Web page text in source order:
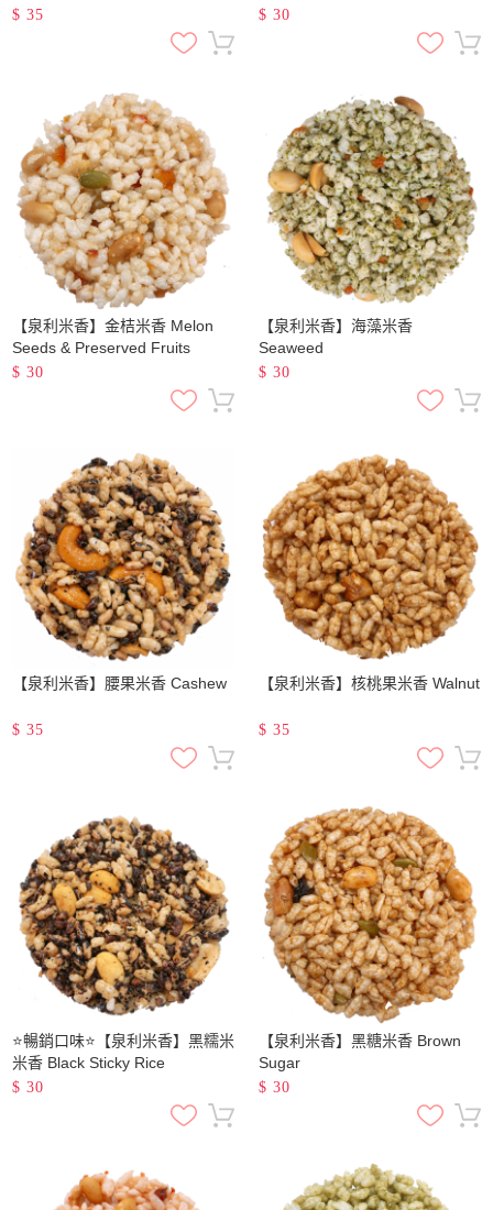
Seeds
$ 35 $ 30
【泉利米香】金桔米香 Melon
Seeds & Preserved Fruits
$ 30
【泉利米香】海藻米香
Seaweed
$ 30
【泉利米香】腰果米香 Cashew
$ 35
【泉利米香】核桃果米香 Walnut
$ 35
⭐暢銷口味⭐【泉利米香】黑糯米
米香 Black Sticky Rice
$ 30
【泉利米香】黑糖米香 Brown
Sugar
$ 30